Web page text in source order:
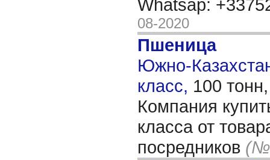
Whatsap:
08-2020
Пшеница
Южно-
класс, 100
Компания
класса от
посредников